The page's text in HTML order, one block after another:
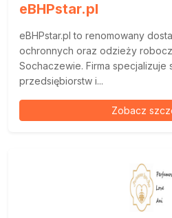
eBHPstar.pl
eBHPstar.pl to renomowany
ochronnych oraz odzieży
Sochaczewie. Firma specjalizuje
przedsiębiorstw i...
Zobacz